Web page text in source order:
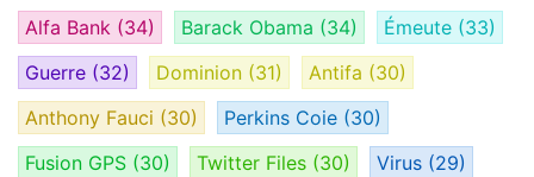
Alfa Bank (34) Barack Obama (34) Émeute (33)
Guerre (32) Dominion (31) Antifa (30)
Anthony Fauci (30) Perkins Coie (30)
Fusion GPS (30) Twitter Files (30) Virus (29)